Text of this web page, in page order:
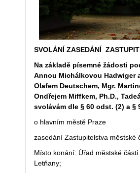
SVOLÁNÍ ZASEDÁNÍ
Na základě písemné žádosti
Annou Michálkovou Hadwiger
Olafem Deutschem, Mgr.
Ondřejem Miffkem, Ph.D.,
svolávám dle § 60 odst. (2) a §
o hlavním městě Praze
zasedání Zastupitelstva městské
Místo konání: Úřad městské
Letňany;